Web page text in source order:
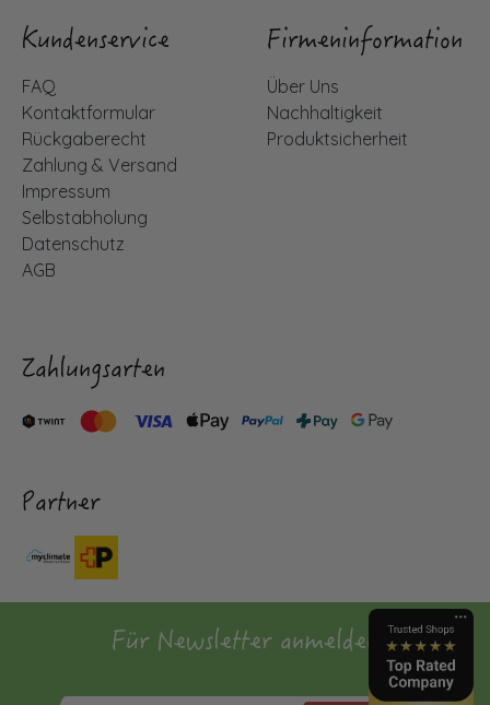
Kundenservice
FAQ
Kontaktformular
Rückgaberecht
Zahlung & Versand
Impressum
Selbstabholung
Datenschutz
AGB
Firmeninformation
Über Uns
Nachhaltigkeit
Produktsicherheit
Zahlungsarten
Partner
Für Newsletter anmelden